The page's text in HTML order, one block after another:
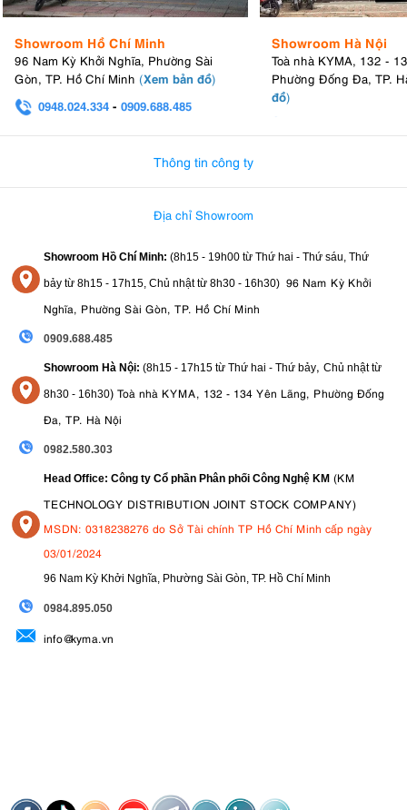
Showroom Hồ Chí Minh
96 Nam Kỳ Khởi Nghĩa, Phường Sài
Gòn, TP. Hồ Chí Minh (Xem bản đồ)
0948.024.334 - 0909.688.485
Showroom Hà Nội
Toà nhà KYMA, 132 -
Phường Đống Đa, TP.
đồ)
Thông tin công ty
Địa chỉ Showroom
Showroom Hồ Chí Minh: (8h15 - 19h00 từ Thứ hai - Thứ sáu, Thứ
bảy từ 8h15 - 17h15, Chủ nhật từ 8h30 - 16h30) 96 Nam Kỳ Khởi
Nghĩa, Phường Sài Gòn, TP. Hồ Chí Minh
0909.688.485
Showroom Hà Nội: (8h15 - 17h15 từ Thứ hai - Thứ bảy, Chủ nhật từ
8h30 - 16h30) Toà nhà KYMA, 132 - 134 Yên Lãng, Phường Đống
Đa, TP. Hà Nội
0982.580.303
Head Office: Công ty Cổ phần Phân phối Công Nghệ KM (KM
TECHNOLOGY DISTRIBUTION JOINT STOCK COMPANY)
MSDN: 0318238276 do Sở Tài chính TP Hồ Chí Minh cấp ngày
03/01/2024
96 Nam Kỳ Khởi Nghĩa, Phường Sài Gòn, TP. Hồ Chí Minh
0984.895.050
info@kyma.vn